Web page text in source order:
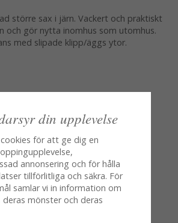
större sax i järn. Vackert och praktiskt
och gör nytta inomhus som utomhus.
med slipade klipp/äggs ytor.
adressen
din upplevelse
för att ge dig en
annonsering och för hålla
tillförlitliga och säkra. För
samlar vi in information om
deras mönster och deras